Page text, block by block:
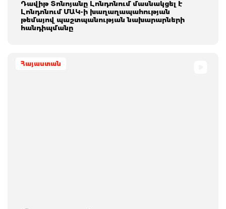
Դավիթ Տոնոյանը Լոնդոնում մասնակցել է
Լոնդոնում ՄԱԿ-ի խաղաղապահության
թեմայով պաշտպանության նախարարների
հանդիպմանը
Հայաստան